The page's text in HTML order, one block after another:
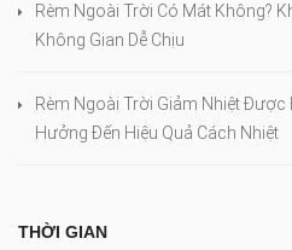
Rèm Ngoài Trời Có Mát Không?
Không Gian Dễ Chịu
Rèm Ngoài Trời Giảm Nhiệt Được
Hưởng Đến Hiệu Quả Cách Nhiệt
THỜI GIAN